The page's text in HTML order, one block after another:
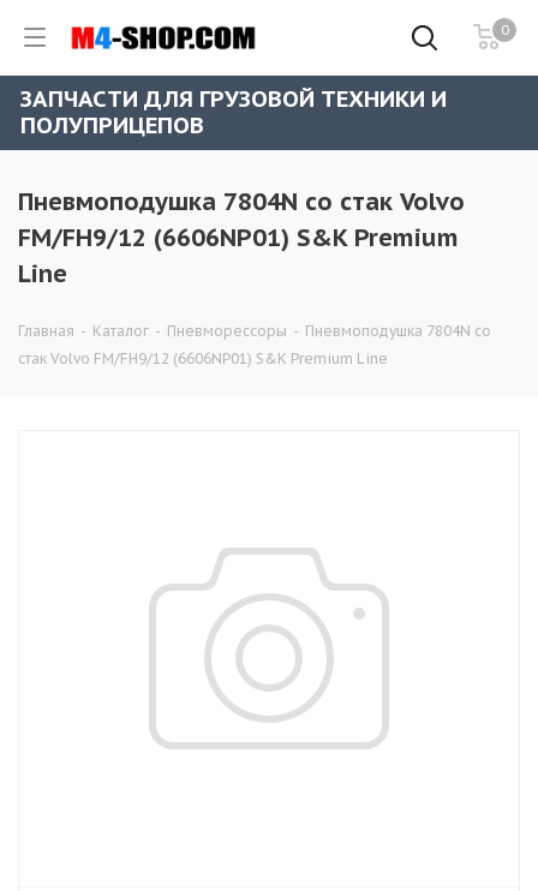
0
ЗАПЧАСТИ ДЛЯ ГРУЗОВОЙ ТЕХНИКИ И
ПОЛУПРИЦЕПОВ
Пневмоподушка 7804N со стак Volvo
FM/FH9/12 (6606NP01) S&K Premium
Line
Главная - Каталог - Пневморессоры - Пневмоподушка 7804N со
стак Volvo FM/FH9/12 (6606NP01) S&K Premium Line